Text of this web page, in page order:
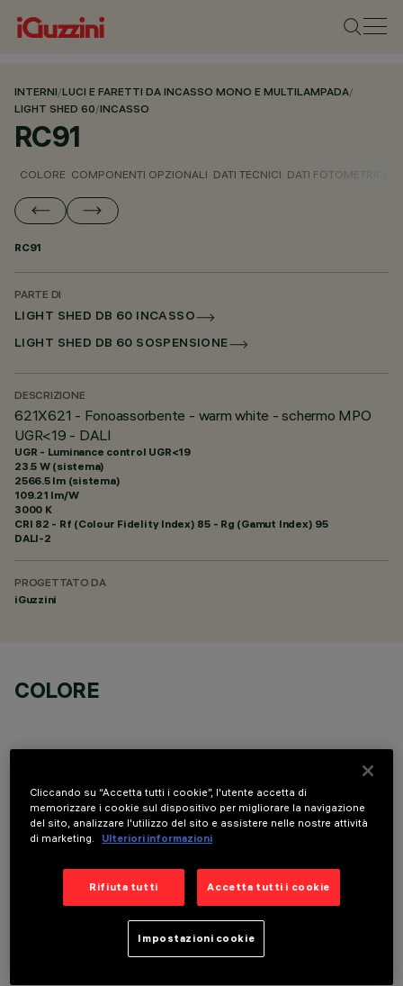
INTERNI/LUCI E FARETTI DA INCASSO MONO E MULTILAMPADA/
LIGHT SHED 60/INCASSO
RC91
COLORE COMPONENTI OPZIONALI DATI TECNICI DATI FOTOMETRICI
RC91
PARTE DI
LIGHT SHED DB 60 INCASSO
LIGHT SHED DB 60 SOSPENSIONE
DESCRIZIONE
621X621 - Fonoassorbente - warm white - schermo MPO
UGR<19 - DALI
UGR - Luminance control UGR<19
23.5 W (sistema)
2566.5 lm (sistema)
109.21 lm/W
3000 K
CRI 82 - Rf (Colour Fidelity Index) 85 - Rg (Gamut Index) 95
DALI-2
PROGETTATO DA
iGuzzini
COLORE
COMPONENTI OPZIONALI
DATI TECNICI
Cliccando su “Accetta tutti i cookie”, l'utente accetta di
memorizzare i cookie sul dispositivo per migliorare la navigazione
del sito, analizzare l'utilizzo del sito e assistere nelle nostre attività
di marketing.
Ulteriori informazioni
Rifiuta tutti Accetta tutti i cookie
Impostazioni cookie